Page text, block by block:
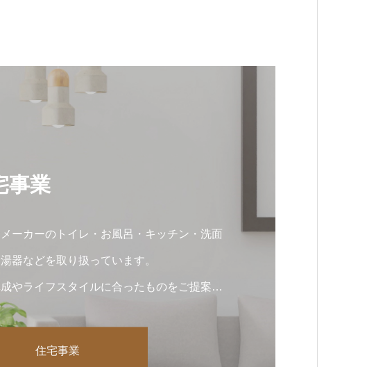
事業
ーカーのトイレ・お風呂・キッチン・洗面
器などを取り扱っています。
やライフスタイルに合ったものをご提案し
住宅事業